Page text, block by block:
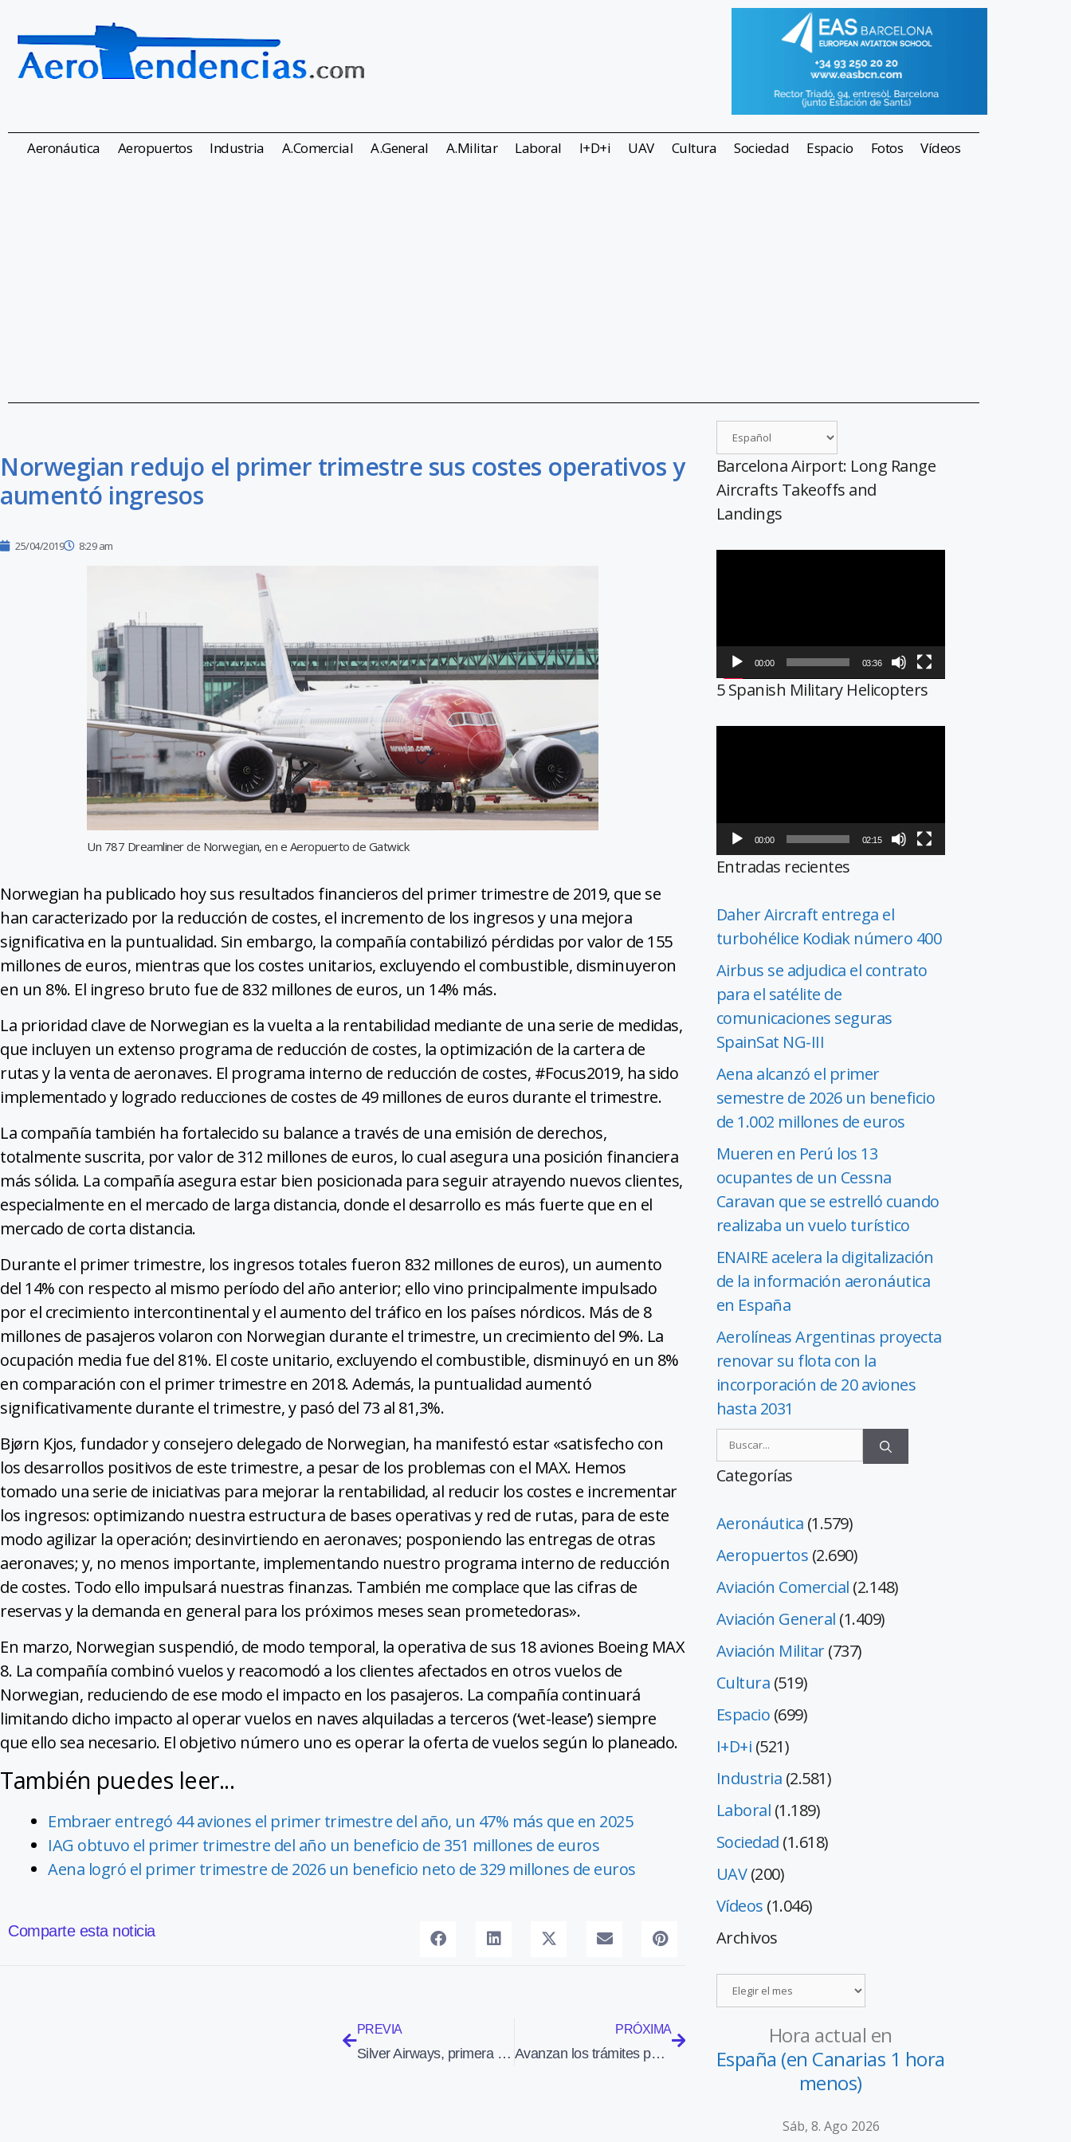
Aeronáutica Aeropuertos Industria A.Comercial A.General A.Militar Laboral I+D+i UAV Cultura Sociedad Espacio Fotos Vídeos
Norwegian redujo el primer trimestre sus costes operativos y
aumentó ingresos
25/04/2019 8:29 am
Un 787 Dreamliner de Norwegian, en e Aeropuerto de Gatwick
Norwegian ha publicado hoy sus resultados financieros del primer trimestre de 2019, que se
han caracterizado por la reducción de costes, el incremento de los ingresos y una mejora
significativa en la puntualidad. Sin embargo, la compañía contabilizó pérdidas por valor de 155
millones de euros, mientras que los costes unitarios, excluyendo el combustible, disminuyeron
en un 8%. El ingreso bruto fue de 832 millones de euros, un 14% más.
La prioridad clave de Norwegian es la vuelta a la rentabilidad mediante de una serie de medidas,
que incluyen un extenso programa de reducción de costes, la optimización de la cartera de
rutas y la venta de aeronaves. El programa interno de reducción de costes, #Focus2019, ha sido
implementado y logrado reducciones de costes de 49 millones de euros durante el trimestre.
La compañía también ha fortalecido su balance a través de una emisión de derechos,
totalmente suscrita, por valor de 312 millones de euros, lo cual asegura una posición financiera
más sólida. La compañía asegura estar bien posicionada para seguir atrayendo nuevos clientes,
especialmente en el mercado de larga distancia, donde el desarrollo es más fuerte que en el
mercado de corta distancia.
Durante el primer trimestre, los ingresos totales fueron 832 millones de euros), un aumento
del 14% con respecto al mismo período del año anterior; ello vino principalmente impulsado
por el crecimiento intercontinental y el aumento del tráfico en los países nórdicos. Más de 8
millones de pasajeros volaron con Norwegian durante el trimestre, un crecimiento del 9%. La
ocupación media fue del 81%. El coste unitario, excluyendo el combustible, disminuyó en un 8%
en comparación con el primer trimestre en 2018. Además, la puntualidad aumentó
significativamente durante el trimestre, y pasó del 73 al 81,3%.
Bjørn Kjos, fundador y consejero delegado de Norwegian, ha manifestó estar «satisfecho con
los desarrollos positivos de este trimestre, a pesar de los problemas con el MAX. Hemos
tomado una serie de iniciativas para mejorar la rentabilidad, al reducir los costes e incrementar
los ingresos: optimizando nuestra estructura de bases operativas y red de rutas, para de este
modo agilizar la operación; desinvirtiendo en aeronaves; posponiendo las entregas de otras
aeronaves; y, no menos importante, implementando nuestro programa interno de reducción
de costes. Todo ello impulsará nuestras finanzas. También me complace que las cifras de
reservas y la demanda en general para los próximos meses sean prometedoras».
En marzo, Norwegian suspendió, de modo temporal, la operativa de sus 18 aviones Boeing MAX
8. La compañía combinó vuelos y reacomodó a los clientes afectados en otros vuelos de
Norwegian, reduciendo de ese modo el impacto en los pasajeros. La compañía continuará
limitando dicho impacto al operar vuelos en naves alquiladas a terceros (‘wet-lease’) siempre
que ello sea necesario. El objetivo número uno es operar la oferta de vuelos según lo planeado.
También puedes leer...
Embraer entregó 44 aviones el primer trimestre del año, un 47% más que en 2025
IAG obtuvo el primer trimestre del año un beneficio de 351 millones de euros
Aena logró el primer trimestre de 2026 un beneficio neto de 329 millones de euros
Comparte esta noticia
PREVIA
Silver Airways, primera aerolínea de EEUU que utiliza un ATR de la serie -600
PRÓXIMA
Avanzan los trámites para acometer nuevas inversiones en el Aeropuerto de Teruel
Barcelona Airport: Long Range
Aircrafts Takeoffs and
Landings
00:00 03:36
5 Spanish Military Helicopters
00:00 02:15
Entradas recientes
Daher Aircraft entrega el
turbohélice Kodiak número 400
Airbus se adjudica el contrato
para el satélite de
comunicaciones seguras
SpainSat NG-III
Aena alcanzó el primer
semestre de 2026 un beneficio
de 1.002 millones de euros
Mueren en Perú los 13
ocupantes de un Cessna
Caravan que se estrelló cuando
realizaba un vuelo turístico
ENAIRE acelera la digitalización
de la información aeronáutica
en España
Aerolíneas Argentinas proyecta
renovar su flota con la
incorporación de 20 aviones
hasta 2031
Categorías
Aeronáutica (1.579)
Aeropuertos (2.690)
Aviación Comercial (2.148)
Aviación General (1.409)
Aviación Militar(737)
Cultura (519)
Espacio (699)
I+D+i (521)
Industria (2.581)
Laboral (1.189)
Sociedad (1.618)
UAV(200)
Vídeos (1.046)
Archivos
Hora actual en
España (en Canarias 1 hora
menos)